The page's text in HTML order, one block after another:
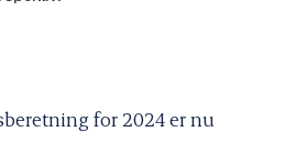
for 2024 er nu